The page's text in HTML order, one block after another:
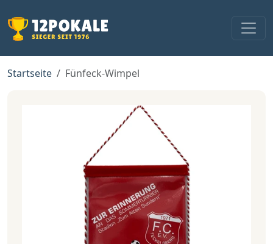
Startseite Fünfeck-Wimpel